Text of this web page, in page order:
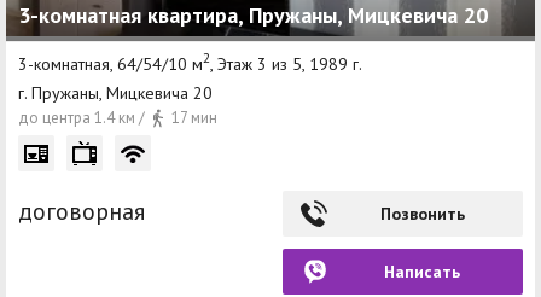
3-комнатная квартира, Пружаны, Мицкевича 20
3-комнатная, 64/54/10 м2, Этаж 3 из 5, 1989 г.
г. Пружаны, Мицкевича 20
до центра 1.4 км / 17 мин
договорная Позвонить
Написать